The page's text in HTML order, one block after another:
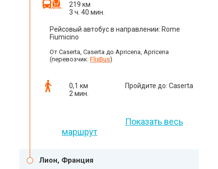
219 км
3 ч. 40 мин.
Рейсовый автобус в направлении: Rome
Fiumicino
От Caserta, Caserta до Apricena, Apricena
(перевозчик: FlixBus)
0,1 км
2 мин.
Пройдите до: Caserta
Показать весь
маршрут
Лион, Франция